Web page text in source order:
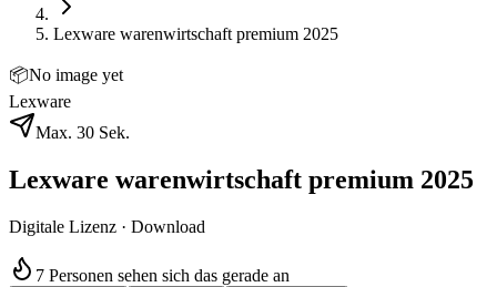
Lexware warenwirtschaft premium 2025
📦No image yet
Lexware
Max. 30 Sek.
Lexware warenwirtschaft premium 2025
Digitale Lizenz · Download
7 Personen sehen sich das gerade an